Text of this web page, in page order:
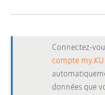
Connectez-
compte
données que